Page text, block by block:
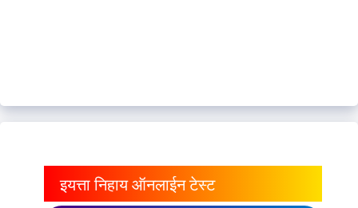
इयत्ता निहाय ऑनलाईन टेस्ट